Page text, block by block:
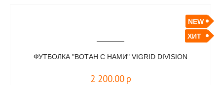
NEW
ХИТ
ФУТБОЛКА "ВОТАН С НАМИ" VIGRID DIVISION
2 200.00 р